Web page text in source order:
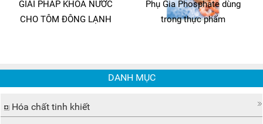
GIẢI PHÁP KHÓA NƯỚC
CHO TÔM ĐÔNG LẠNH
Phụ Gia Phosphate dùng
trong thực phẩm
DANH MỤC
Hóa chất tinh khiết